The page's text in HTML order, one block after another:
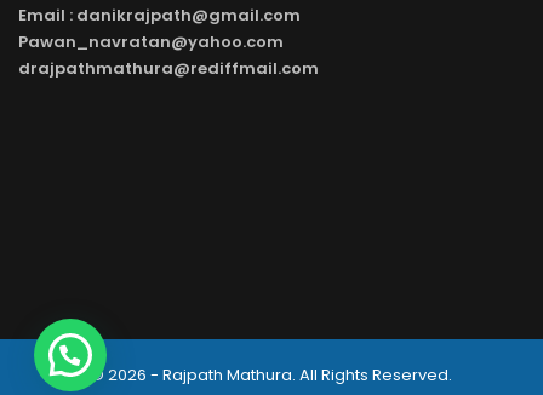
Email : danikrajpath@gmail.com
Pawan_navratan@yahoo.com
drajpathmathura@rediffmail.com
© 2026 - Rajpath Mathura. All Rights Reserved.